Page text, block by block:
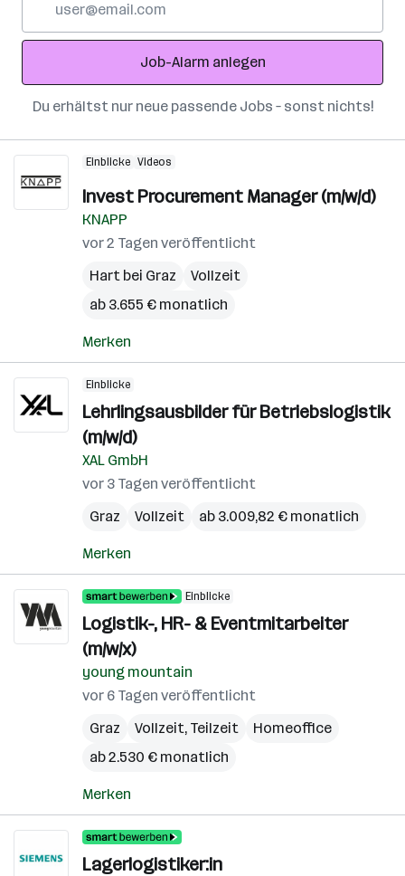
Adresse
Job-Alarm anlegen
Du erhältst nur neue passende Jobs – sonst nichts!
Einblicke Videos
Invest Procurement Manager (m/w/d)
KNAPP
vor 2 Tagen veröffentlicht
Hart bei Graz
Vollzeit
ab 3.655 € monatlich
Merken
Einblicke
Lehrlingsausbilder für Betriebslogistik
(m/w/d)
XAL GmbH
vor 3 Tagen veröffentlicht
Graz
Vollzeit ab 3.009,82 € monatlich
Merken
Einblicke
Logistik-, HR- & Eventmitarbeiter
(m/w/x)
young mountain
vor 6 Tagen veröffentlicht
Graz
Vollzeit, Teilzeit
Homeoffice
ab 2.530 € monatlich
Merken
Lagerlogistiker:in